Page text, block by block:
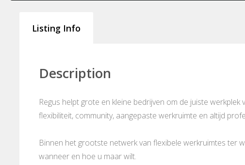
Listing Info
Description
Regus helpt grote en kleine bedrijven om de juiste
flexibiliteit, community, aangepaste werkruimte en altijd
Binnen het grootste netwerk van flexibele werkruimtes ter
wanneer en hoe u maar wilt.